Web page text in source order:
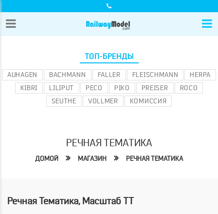
ТОП-БРЕНДЫ
AUHAGEN BACHMANN FALLER FLEISCHMANN
HERPA
KIBRI
LILIPUT PECO PIKO PREISER
ROCO
SEUTHE
VOLLMER КОМИССИЯ
РЕЧНАЯ ТЕМАТИКА
ДОМОЙ МАГАЗИН РЕЧНАЯ ТЕМАТИКА
Речная Тематика, Масштаб TT